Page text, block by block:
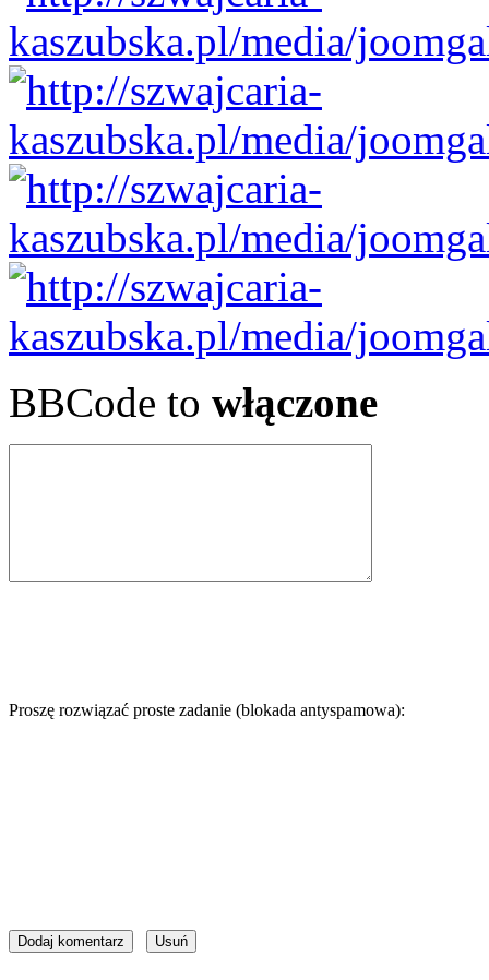
BBCode to włączone
Proszę rozwiązać proste zadanie (blokada antyspamowa):